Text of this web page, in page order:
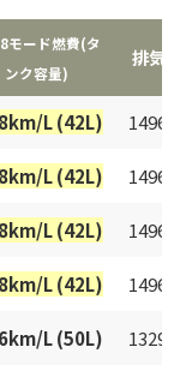
モード燃費(タ
ンク容量)
排気
L (42L)
L (42L)
L (42L)
L (42L)
L (50L)